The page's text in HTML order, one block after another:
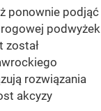
ponownie podjąć
podwyżek
został
rozwiązania
akcyzy